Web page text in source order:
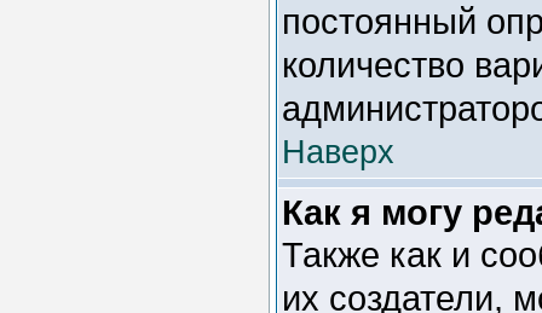
постоянный
количество
Наверх
Как я могу
Также как и
их создатели,